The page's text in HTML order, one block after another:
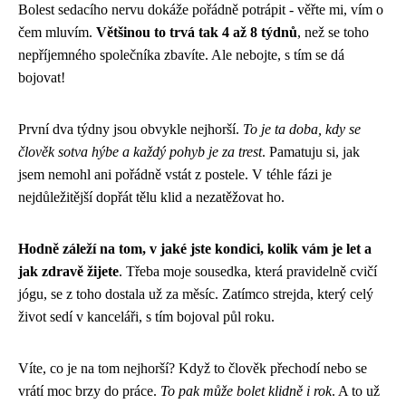
Bolest sedacího nervu dokáže pořádně potrápit - věřte mi, vím o
čem mluvím. Většinou to trvá tak 4 až 8 týdnů, než se toho
nepříjemného společníka zbavíte. Ale nebojte, s tím se dá
bojovat!
První dva týdny jsou obvykle nejhorší. To je ta doba, kdy se
člověk sotva hýbe a každý pohyb je za trest. Pamatuju si, jak
jsem nemohl ani pořádně vstát z postele. V téhle fázi je
nejdůležitější dopřát tělu klid a nezatěžovat ho.
Hodně záleží na tom, v jaké jste kondici, kolik vám je let a
jak zdravě žijete. Třeba moje sousedka, která pravidelně cvičí
jógu, se z toho dostala už za měsíc. Zatímco strejda, který celý
život sedí v kanceláři, s tím bojoval půl roku.
Víte, co je na tom nejhorší? Když to člověk přechodí nebo se
vrátí moc brzy do práce. To pak může bolet klidně i rok. A to už